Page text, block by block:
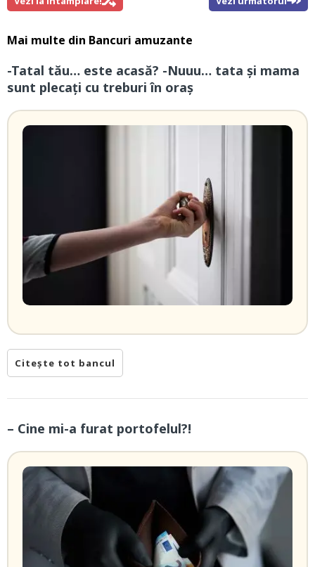
Mai multe din Bancuri amuzante
-Tatal tău… este acasă? -Nuuu… tata și mama
sunt plecați cu treburi în oraș
Citește tot bancul
– Cine mi-a furat portofelul?!